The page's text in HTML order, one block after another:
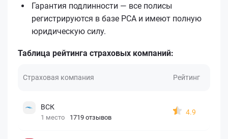
Гарантия подлинности — все полисы
регистрируются в базе РСА и имеют полную
юридическую силу.
Таблица рейтинга страховых компаний:
Страховая компания Рейтинг
ВСК
1 место 1719 отзывов
4.9